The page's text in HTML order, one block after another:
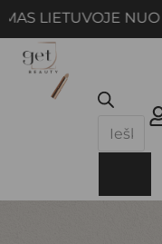
LIETUVOJE